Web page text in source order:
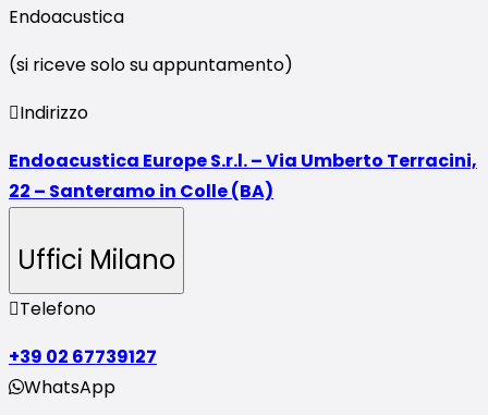
Endoacustica
(si riceve solo su appuntamento)
Indirizzo
Endoacustica Europe S.r.l. – Via Umberto Terracini,
22 – Santeramo in Colle (BA)
Uffici Milano
Telefono
+39 02 67739127
WhatsApp